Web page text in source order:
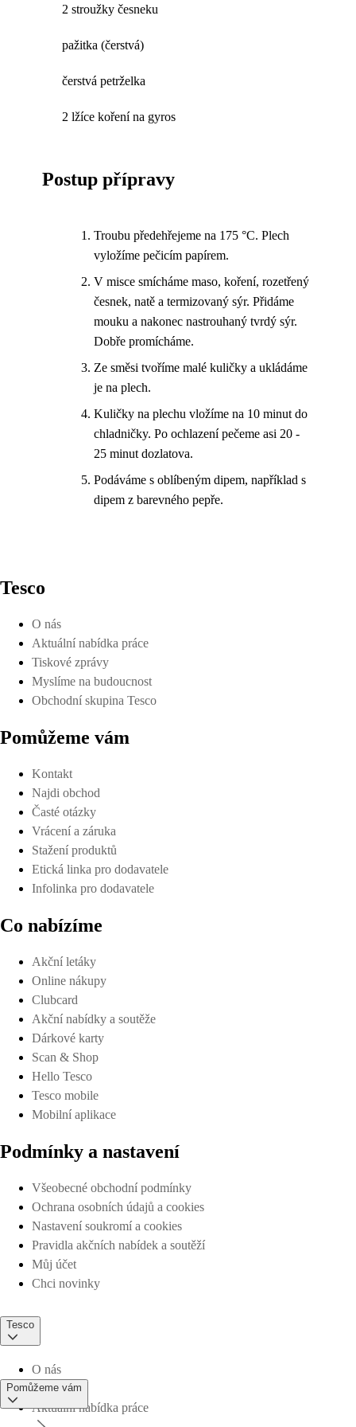
2 stroužky česneku
pažitka (čerstvá)
čerstvá petrželka
2 lžíce koření na gyros
Postup přípravy
Troubu předehřejeme na 175 °C. Plech
vyložíme pečicím papírem.
V misce smícháme maso, koření, rozetřený
česnek, natě a termizovaný sýr. Přidáme
mouku a nakonec nastrouhaný tvrdý sýr.
Dobře promícháme.
Ze směsi tvoříme malé kuličky a ukládáme
je na plech.
Kuličky na plechu vložíme na 10 minut do
chladničky. Po ochlazení pečeme asi 20 -
25 minut dozlatova.
Podáváme s oblíbeným dipem, například s
dipem z barevného pepře.
Tesco
O nás
Aktuální nabídka práce
Tiskové zprávy
Myslíme na budoucnost
Obchodní skupina Tesco
Pomůžeme vám
Kontakt
Najdi obchod
Časté otázky
Vrácení a záruka
Stažení produktů
Etická linka pro dodavatele
Infolinka pro dodavatele
Co nabízíme
Akční letáky
Online nákupy
Clubcard
Akční nabídky a soutěže
Dárkové karty
Scan & Shop
Hello Tesco
Tesco mobile
Mobilní aplikace
Podmínky a nastavení
Všeobecné obchodní podmínky
Ochrana osobních údajů a cookies
Nastavení soukromí a cookies
Pravidla akčních nabídek a soutěží
Můj účet
Chci novinky
Tesco
O nás
Aktuální nabídka práce
Pomůžeme vám